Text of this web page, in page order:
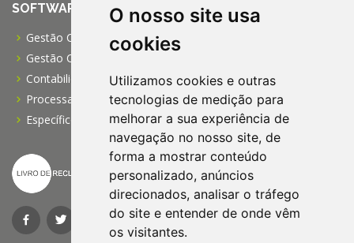
O nosso site usa
cookies
Utilizamos cookies e outras
tecnologias de medição para
melhorar a sua experiência de
navegação no nosso site, de
forma a mostrar conteúdo
personalizado, anúncios
direcionados, analisar o tráfego
do site e entender de onde vêm
os visitantes.
SOFTWARE
Gestão Comercial PRO
Gestão Comercial PME
Contabilidade Profissional
Processamento de Salários
Específico para IPSS